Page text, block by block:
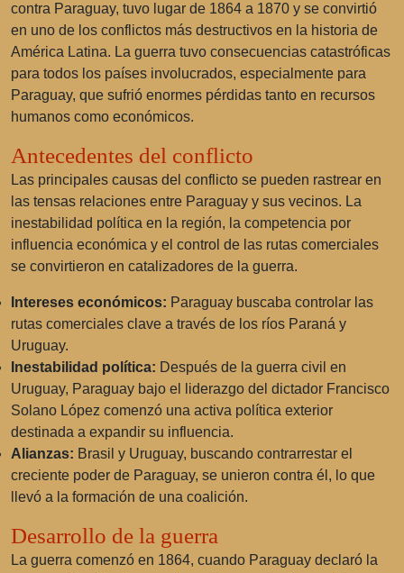
contra Paraguay, tuvo lugar de 1864 a 1870 y se convirtió
en uno de los conflictos más destructivos en la historia de
América Latina. La guerra tuvo consecuencias catastróficas
para todos los países involucrados, especialmente para
Paraguay, que sufrió enormes pérdidas tanto en recursos
humanos como económicos.
Antecedentes del conflicto
Las principales causas del conflicto se pueden rastrear en
las tensas relaciones entre Paraguay y sus vecinos. La
inestabilidad política en la región, la competencia por
influencia económica y el control de las rutas comerciales
se convirtieron en catalizadores de la guerra.
Intereses económicos: Paraguay buscaba controlar las
rutas comerciales clave a través de los ríos Paraná y
Uruguay.
Inestabilidad política: Después de la guerra civil en
Uruguay, Paraguay bajo el liderazgo del dictador Francisco
Solano López comenzó una activa política exterior
destinada a expandir su influencia.
Alianzas: Brasil y Uruguay, buscando contrarrestar el
creciente poder de Paraguay, se unieron contra él, lo que
llevó a la formación de una coalición.
Desarrollo de la guerra
La guerra comenzó en 1864, cuando Paraguay declaró la